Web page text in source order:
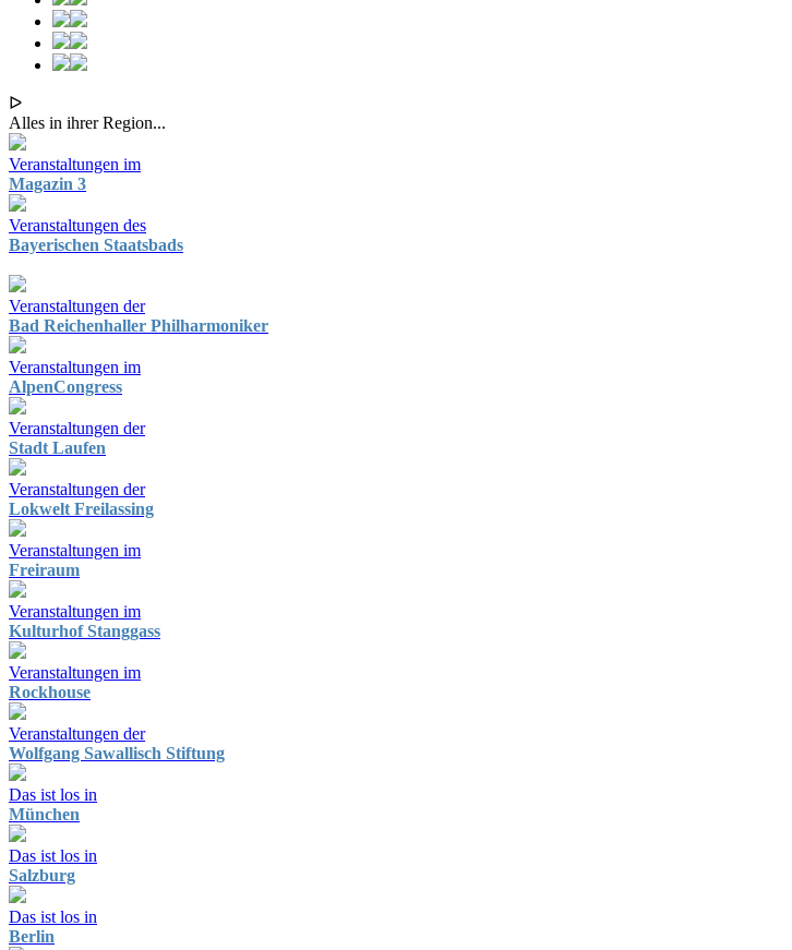
ᐅ
Alles in ihrer Region...
Veranstaltungen im
Magazin 3
Veranstaltungen des
Bayerischen Staatsbads
Veranstaltungen der
Bad Reichenhaller Philharmoniker
Veranstaltungen im
AlpenCongress
Veranstaltungen der
Stadt Laufen
Veranstaltungen der
Lokwelt Freilassing
Veranstaltungen im
Freiraum
Veranstaltungen im
Kulturhof Stanggass
Veranstaltungen im
Rockhouse
Veranstaltungen der
Wolfgang Sawallisch Stiftung
Das ist los in
München
Das ist los in
Salzburg
Das ist los in
Berlin